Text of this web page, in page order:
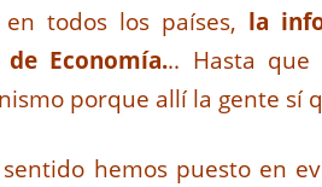
todos los países, la
de Economía... Hasta
porque allí la gente sí
hemos puesto en